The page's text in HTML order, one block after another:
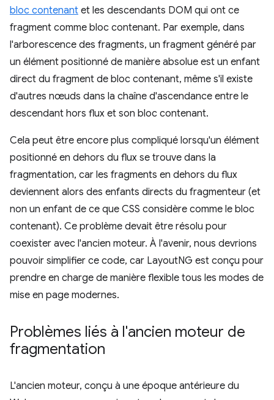
bloc contenant et les descendants DOM qui ont ce
fragment comme bloc contenant. Par exemple, dans
l'arborescence des fragments, un fragment généré par
un élément positionné de manière absolue est un enfant
direct du fragment de bloc contenant, même s'il existe
d'autres nœuds dans la chaîne d'ascendance entre le
descendant hors flux et son bloc contenant.
Cela peut être encore plus compliqué lorsqu'un élément
positionné en dehors du flux se trouve dans la
fragmentation, car les fragments en dehors du flux
deviennent alors des enfants directs du fragmenteur (et
non un enfant de ce que CSS considère comme le bloc
contenant). Ce problème devait être résolu pour
coexister avec l'ancien moteur. À l'avenir, nous devrions
pouvoir simplifier ce code, car LayoutNG est conçu pour
prendre en charge de manière flexible tous les modes de
mise en page modernes.
Problèmes liés à l'ancien moteur de
fragmentation
L'ancien moteur, conçu à une époque antérieure du